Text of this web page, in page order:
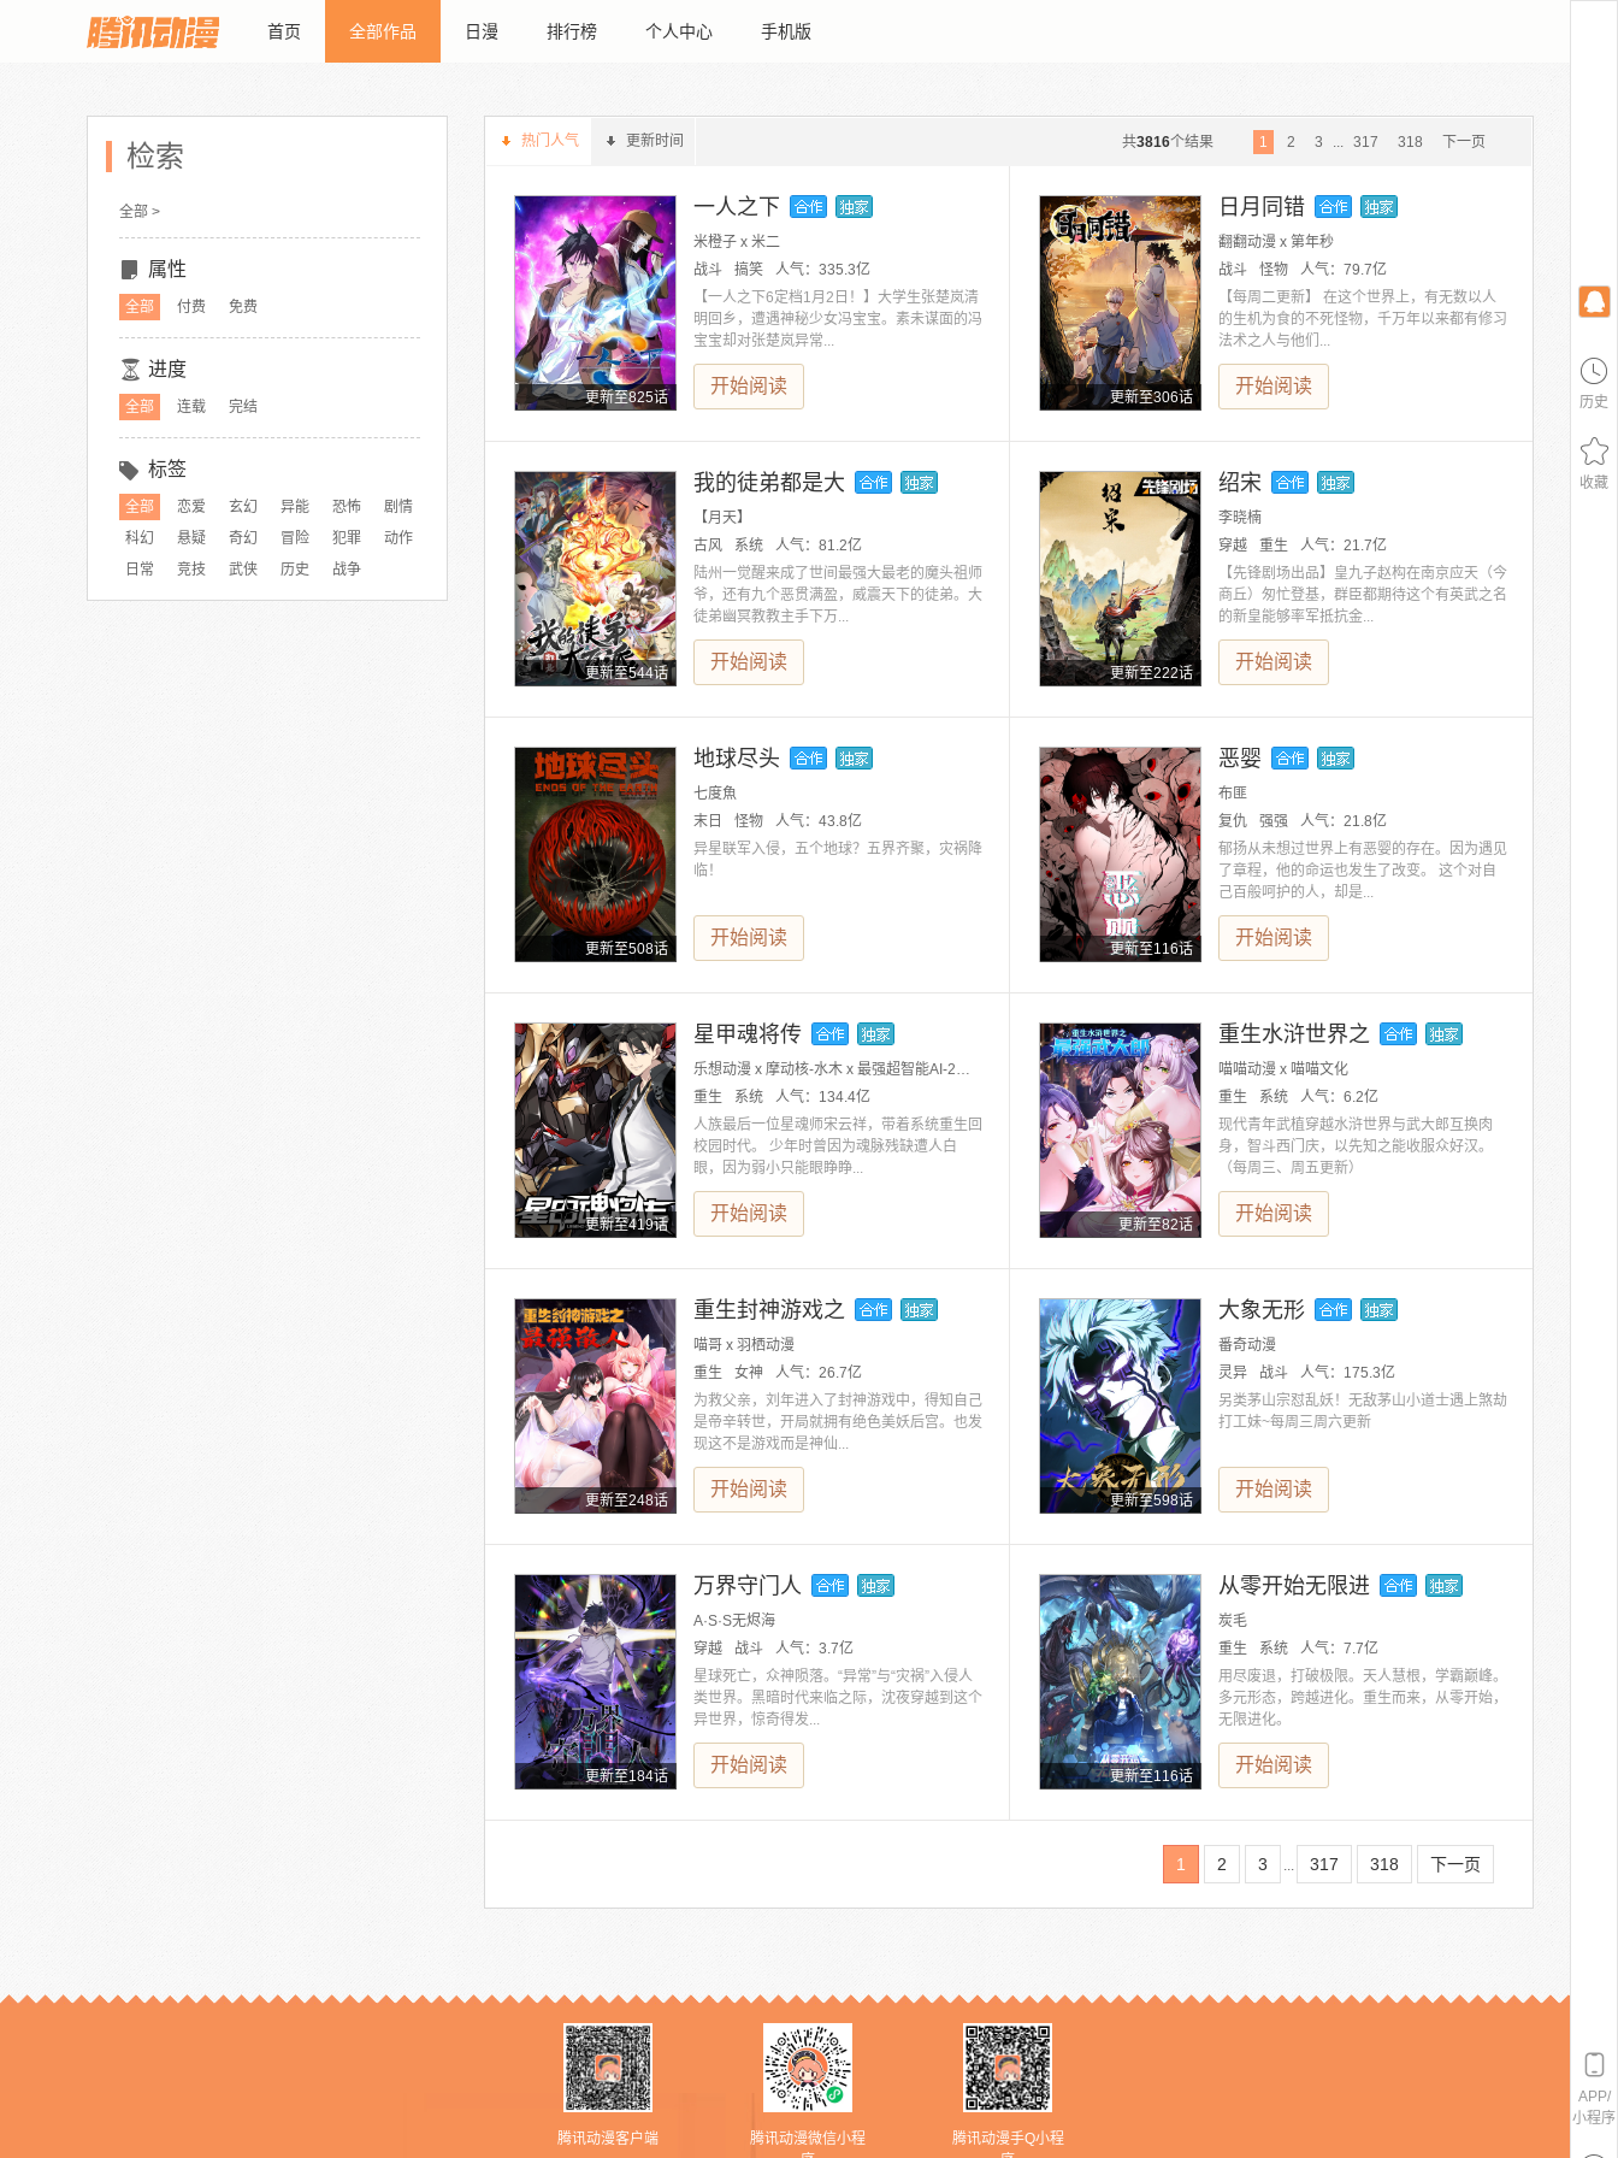
首页 全部作品 日漫 排行榜 个人中心 手机版
检索
全部 >
属性
全部 付费 免费
进度
全部 连载 完结
标签
全部 恋爱 玄幻 异能 恐怖
剧情
科幻
悬疑 奇幻 冒险 犯罪
动作
日常
竞技 武侠 历史 战争
热门人气 更新时间 1 2 3 ... 317 318 下一页
共3816个结果
更新至825话
一人之下
米橙子 x 米二
战斗
搞笑 人气： 335.3亿
【一人之下6定档1月2日！】大学生张楚岚清
明回乡，遭遇神秘少女冯宝宝。素未谋面的冯
宝宝却对张楚岚异常...
开始阅读
更新至306话
日月同错
翻翻动漫 x 第年秒
战斗
怪物 人气： 79.7亿
【每周二更新】 在这个世界上，有无数以人
的生机为食的不死怪物，千万年以来都有修习
法术之人与他们...
开始阅读
更新至544话
我的徒弟都是大
【月天】
古风
系统 人气： 81.2亿
陆州一觉醒来成了世间最强大最老的魔头祖师
爷，还有九个恶贯满盈，威震天下的徒弟。大
徒弟幽冥教教主手下万...
开始阅读
更新至222话
绍宋
李晓楠
穿越
重生 人气： 21.7亿
【先锋剧场出品】皇九子赵构在南京应天（今
商丘）匆忙登基，群臣都期待这个有英武之名
的新皇能够率军抵抗金...
开始阅读
更新至508话
地球尽头
七度魚
末日
怪物 人气： 43.8亿
异星联军入侵，五个地球？五界齐聚，灾祸降
临！
开始阅读
更新至116话
恶婴
布匪
复仇
强强 人气： 21.8亿
郁扬从未想过世界上有恶婴的存在。因为遇见
了章程，他的命运也发生了改变。 这个对自
己百般呵护的人，却是...
开始阅读
更新至419话
星甲魂将传
乐想动漫 x 摩动核-水木 x 最强超智能AI-2号小红大人
重生
系统 人气： 134.4亿
人族最后一位星魂师宋云祥，带着系统重生回
校园时代。 少年时曾因为魂脉残缺遭人白
眼，因为弱小只能眼睁睁...
开始阅读
更新至82话
重生水浒世界之
喵喵动漫 x 喵喵文化
重生
系统 人气： 6.2亿
现代青年武植穿越水浒世界与武大郎互换肉
身，智斗西门庆，以先知之能收服众好汉。
（每周三、周五更新）
开始阅读
更新至248话
重生封神游戏之
喵哥 x 羽栖动漫
重生
女神 人气： 26.7亿
为救父亲，刘年进入了封神游戏中，得知自己
是帝辛转世，开局就拥有绝色美妖后宫。也发
现这不是游戏而是神仙...
开始阅读
更新至598话
大象无形
番奇动漫
灵异
战斗 人气： 175.3亿
另类茅山宗怼乱妖！无敌茅山小道士遇上煞劫
打工妹~每周三周六更新
开始阅读
更新至184话
万界守门人
A·S·S无烬海
穿越
战斗 人气： 3.7亿
星球死亡，众神陨落。“异常”与“灾祸”入侵人
类世界。黑暗时代来临之际，沈夜穿越到这个
异世界，惊奇得发...
开始阅读
更新至116话
从零开始无限进
炭毛
重生
系统 人气： 7.7亿
用尽废退，打破极限。天人慧根，学霸巅峰。
多元形态，跨越进化。重生而来，从零开始，
无限进化。
开始阅读
1 2 3 ... 317 318 下一页
腾讯动漫客户端
腾讯动漫微信小程
腾讯动漫手Q小程
历史
收藏
APP/
小程序